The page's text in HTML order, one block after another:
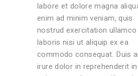
labore et dolore magna
enim ad minim veniam, quis
nostrud exercitation ullamco
laboris nisi ut aliquip ex ea
commodo consequat. Duis
irure dolor in reprehenderit in